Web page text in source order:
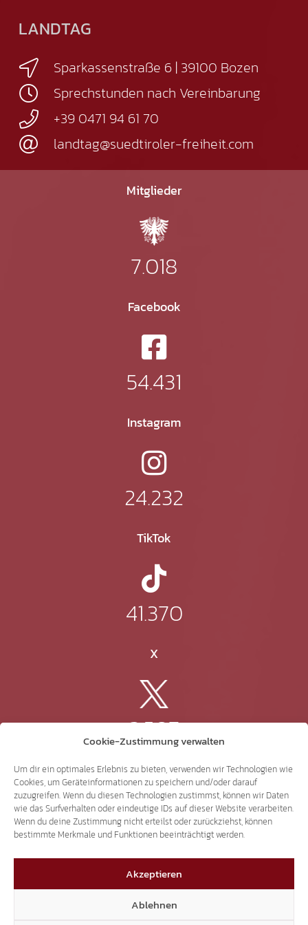
Cookie-Zustimmung verwalten
Um dir ein optimales Erlebnis zu bieten, verwenden wir Technologien wie
Cookies, um Geräteinformationen zu speichern und/oder darauf
zuzugreifen. Wenn du diesen Technologien zustimmst, können wir Daten
wie das Surfverhalten oder eindeutige IDs auf dieser Website verarbeiten.
Wenn du deine Zustimmung nicht erteilst oder zurückziehst, können
bestimmte Merkmale und Funktionen beeinträchtigt werden.
Akzeptieren
Ablehnen
LANDTAG
Sparkassenstraße 6 | 39100 Bozen
Sprechstunden nach Vereinbarung
+39 0471 94 61 70
landtag@suedtiroler-freiheit.com
Mitglieder
7.018
Facebook
54.431
Instagram
24.232
TikTok
41.370
X
3.507
Threads
3.401
YouTube